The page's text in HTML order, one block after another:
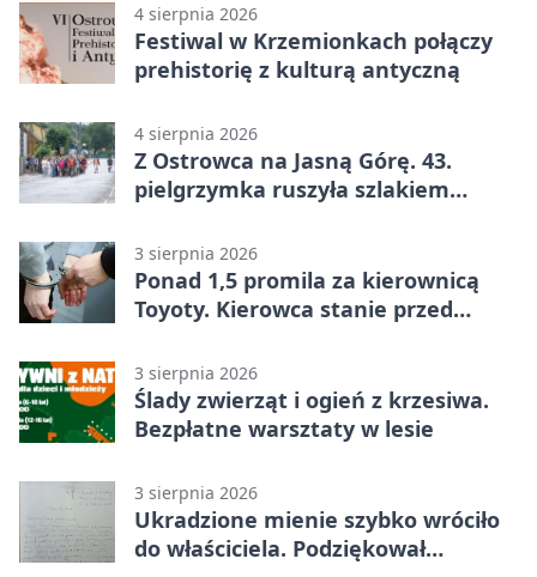
4 sierpnia 2026
Festiwal w Krzemionkach połączy
prehistorię z kulturą antyczną
4 sierpnia 2026
Z Ostrowca na Jasną Górę. 43.
pielgrzymka ruszyła szlakiem
3 sierpnia 2026
Ponad 1,5 promila za kierownicą
Toyoty. Kierowca stanie przed
3 sierpnia 2026
Ślady zwierząt i ogień z krzesiwa.
Bezpłatne warsztaty w lesie
3 sierpnia 2026
Ukradzione mienie szybko wróciło
do właściciela. Podziękował